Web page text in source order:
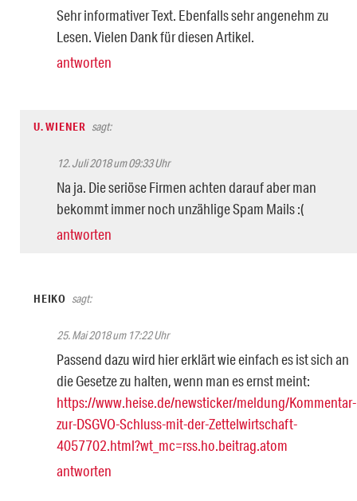
Sehr informativer Text. Ebenfalls sehr angenehm zu
Lesen. Vielen Dank für diesen Artikel.
antworten
U. WIENER sagt:
12. Juli 2018 um 09:33 Uhr
Na ja. Die seriöse Firmen achten darauf aber man
bekommt immer noch unzählige Spam Mails :(
antworten
HEIKO sagt:
25. Mai 2018 um 17:22 Uhr
Passend dazu wird hier erklärt wie einfach es ist sich an
die Gesetze zu halten, wenn man es ernst meint:
https://www.heise.de/newsticker/meldung/Kommentar-
zur-DSGVO-Schluss-mit-der-Zettelwirtschaft-
4057702.html?wt_mc=rss.ho.beitrag.atom
antworten